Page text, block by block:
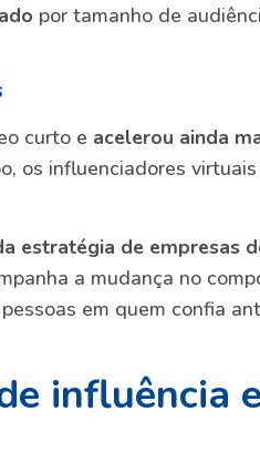
por tamanho de
curto e acelerou ainda
os influenciadores
estratégia de empresas
a mudança no
em quem confia
influência